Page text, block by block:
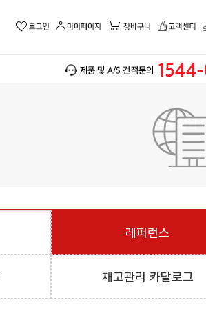
레퍼런스
재고관리 카달로그